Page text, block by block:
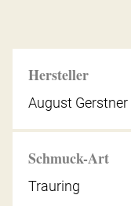
Hersteller
August Gerstner
Schmuck-Art
Trauring